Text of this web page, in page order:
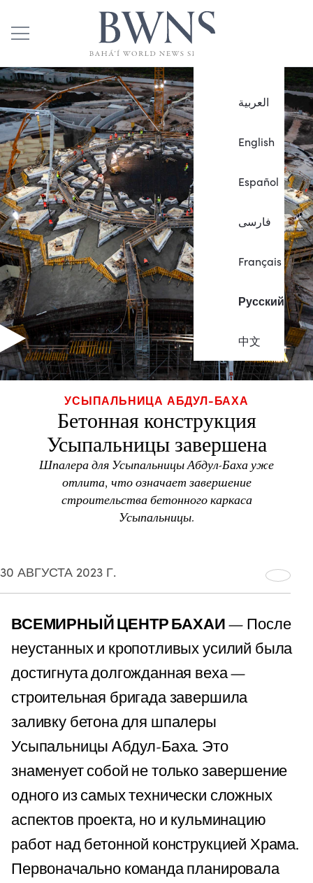
العربية
English
Español
فارسی
Français
Русский
中文
УСЫПАЛЬНИЦА АБДУЛ-БАХА
Бетонная конструкция
Усыпальницы завершена
Шпалера для Усыпальницы Абдул-Баха уже
отлита, что означает завершение
строительства бетонного каркаса
Усыпальницы.
30 АВГУСТА 2023 Г.
ВСЕМИРНЫЙ ЦЕНТР БАХАИ— После
неустанных и кропотливых усилий была
достигнута долгожданная веха —
строительная бригада завершила
заливку бетона для шпалеры
Усыпальницы Абдул-Баха. Это
знаменует собой не только завершение
одного из самых технически сложных
аспектов проекта, но и кульминацию
работ над бетонной конструкцией Храма.
Первоначально команда планировала